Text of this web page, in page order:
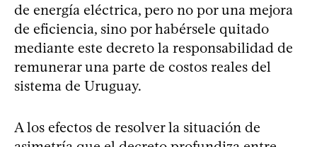
de energía eléctrica, pero no por una mejora
de eficiencia, sino por habérsele quitado
mediante este decreto la responsabilidad de
remunerar una parte de costos reales del
sistema de Uruguay.
A los efectos de resolver la situación de